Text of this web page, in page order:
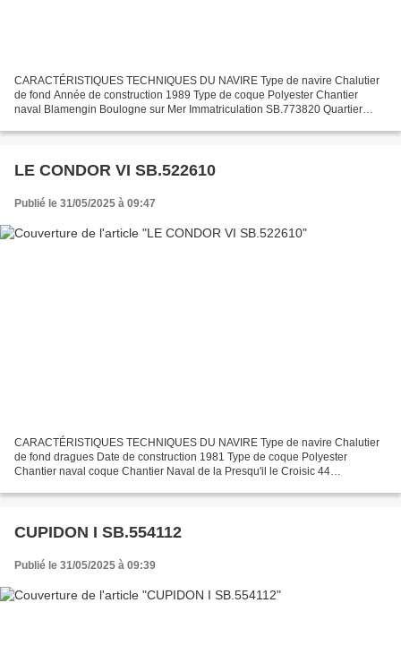
CARACTÉRISTIQUES TECHNIQUES DU NAVIRE Type de navire Chalutier
de fond Année de construction 1989 Type de coque Polyester Chantier
naval Blamengin Boulogne sur Mer Immatriculation SB.773820 Quartier
LE CONDOR VI SB.522610
Publié le 31/05/2025 à 09:47
CARACTÉRISTIQUES TECHNIQUES DU NAVIRE Type de navire Chalutier
de fond dragues Date de construction 1981 Type de coque Polyester
Chantier naval coque Chantier Naval de la Presqu'il le Croisic 44
CUPIDON I SB.554112
Publié le 31/05/2025 à 09:39